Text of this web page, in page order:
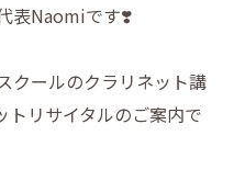
表Naomiです❣️
クールのクラリネット講
トリサイタルのご案内で